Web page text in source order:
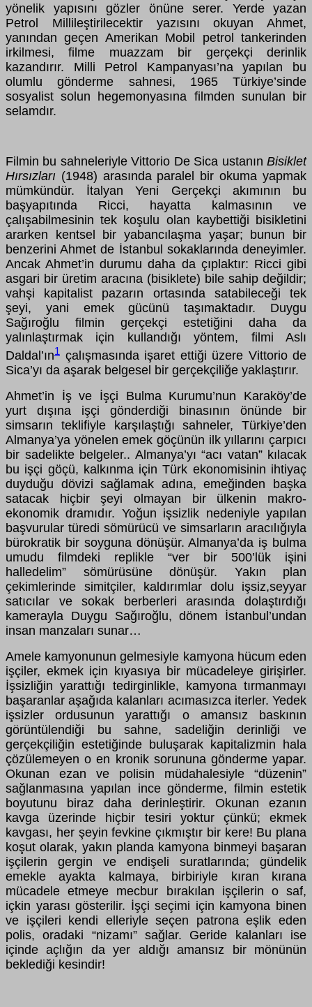
yönelik yapısını gözler önüne serer. Yerde yazan
Petrol Millileştirilecektir yazısını okuyan Ahmet,
yanından geçen Amerikan Mobil petrol tankerinden
irkilmesi, filme muazzam bir gerçekçi derinlik
kazandırır. Milli Petrol Kampanyası’na yapılan bu
olumlu gönderme sahnesi, 1965 Türkiye’sinde
sosyalist solun hegemonyasına filmden sunulan bir
selamdır.
Filmin bu sahneleriyle Vittorio De Sica ustanın Bisiklet
Hırsızları (1948) arasında paralel bir okuma yapmak
mümkündür. İtalyan Yeni Gerçekçi akımının bu
başyapıtında Ricci, hayatta kalmasının ve
çalışabilmesinin tek koşulu olan kaybettiği bisikletini
ararken kentsel bir yabancılaşma yaşar; bunun bir
benzerini Ahmet de İstanbul sokaklarında deneyimler.
Ancak Ahmet’in durumu daha da çıplaktır: Ricci gibi
asgari bir üretim aracına (bisiklete) bile sahip değildir;
vahşi kapitalist pazarın ortasında satabileceği tek
şeyi, yani emek gücünü taşımaktadır. Duygu
Sağıroğlu filmin gerçekçi estetiğini daha da
yalınlaştırmak için kullandığı yöntem, filmi Aslı
Daldal’ın1 çalışmasında işaret ettiği üzere Vittorio de
Sica’yı da aşarak belgesel bir gerçekçiliğe yaklaştırır.
Ahmet’in İş ve İşçi Bulma Kurumu’nun Karaköy’de
yurt dışına işçi gönderdiği binasının önünde bir
simsarın teklifiyle karşılaştığı sahneler, Türkiye’den
Almanya’ya yönelen emek göçünün ilk yıllarını çarpıcı
bir sadelikte belgeler.. Almanya’yı “acı vatan” kılacak
bu işçi göçü, kalkınma için Türk ekonomisinin ihtiyaç
duyduğu dövizi sağlamak adına, emeğinden başka
satacak hiçbir şeyi olmayan bir ülkenin makro-
ekonomik dramıdır. Yoğun işsizlik nedeniyle yapılan
başvurular türedi sömürücü ve simsarların aracılığıyla
bürokratik bir soyguna dönüşür. Almanya’da iş bulma
umudu filmdeki replikle “ver bir 500’lük işini
halledelim” sömürüsüne dönüşür. Yakın plan
çekimlerinde simitçiler, kaldırımlar dolu işsiz,seyyar
satıcılar ve sokak berberleri arasında dolaştırdığı
kamerayla Duygu Sağıroğlu, dönem İstanbul’undan
insan manzaları sunar…
Amele kamyonunun gelmesiyle kamyona hücum eden
işçiler, ekmek için kıyasıya bir mücadeleye girişirler.
İşsizliğin yarattığı tedirginlikle, kamyona tırmanmayı
başaranlar aşağıda kalanları acımasızca iterler. Yedek
işsizler ordusunun yarattığı o amansız baskının
görüntülendiği bu sahne, sadeliğin derinliği ve
gerçekçiliğin estetiğinde buluşarak kapitalizmin hala
çözülemeyen o en kronik sorununa gönderme yapar.
Okunan ezan ve polisin müdahalesiyle “düzenin”
sağlanmasına yapılan ince gönderme, filmin estetik
boyutunu biraz daha derinleştirir. Okunan ezanın
kavga üzerinde hiçbir tesiri yoktur çünkü; ekmek
kavgası, her şeyin fevkine çıkmıştır bir kere! Bu plana
koşut olarak, yakın planda kamyona binmeyi başaran
işçilerin gergin ve endişeli suratlarında; gündelik
emekle ayakta kalmaya, birbiriyle kıran kırana
mücadele etmeye mecbur bırakılan işçilerin o saf,
içkin yarası gösterilir. İşçi seçimi için kamyona binen
ve işçileri kendi elleriyle seçen patrona eşlik eden
polis, oradaki “nizamı” sağlar. Geride kalanları ise
içinde açlığın da yer aldığı amansız bir mönünün
beklediği kesindir!